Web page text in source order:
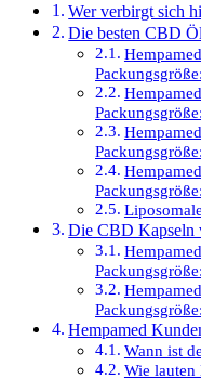
Wer verbirgt sich
Die besten CBD
Die CBD Kapseln
Hempamed
Wann ist
Wie lauten